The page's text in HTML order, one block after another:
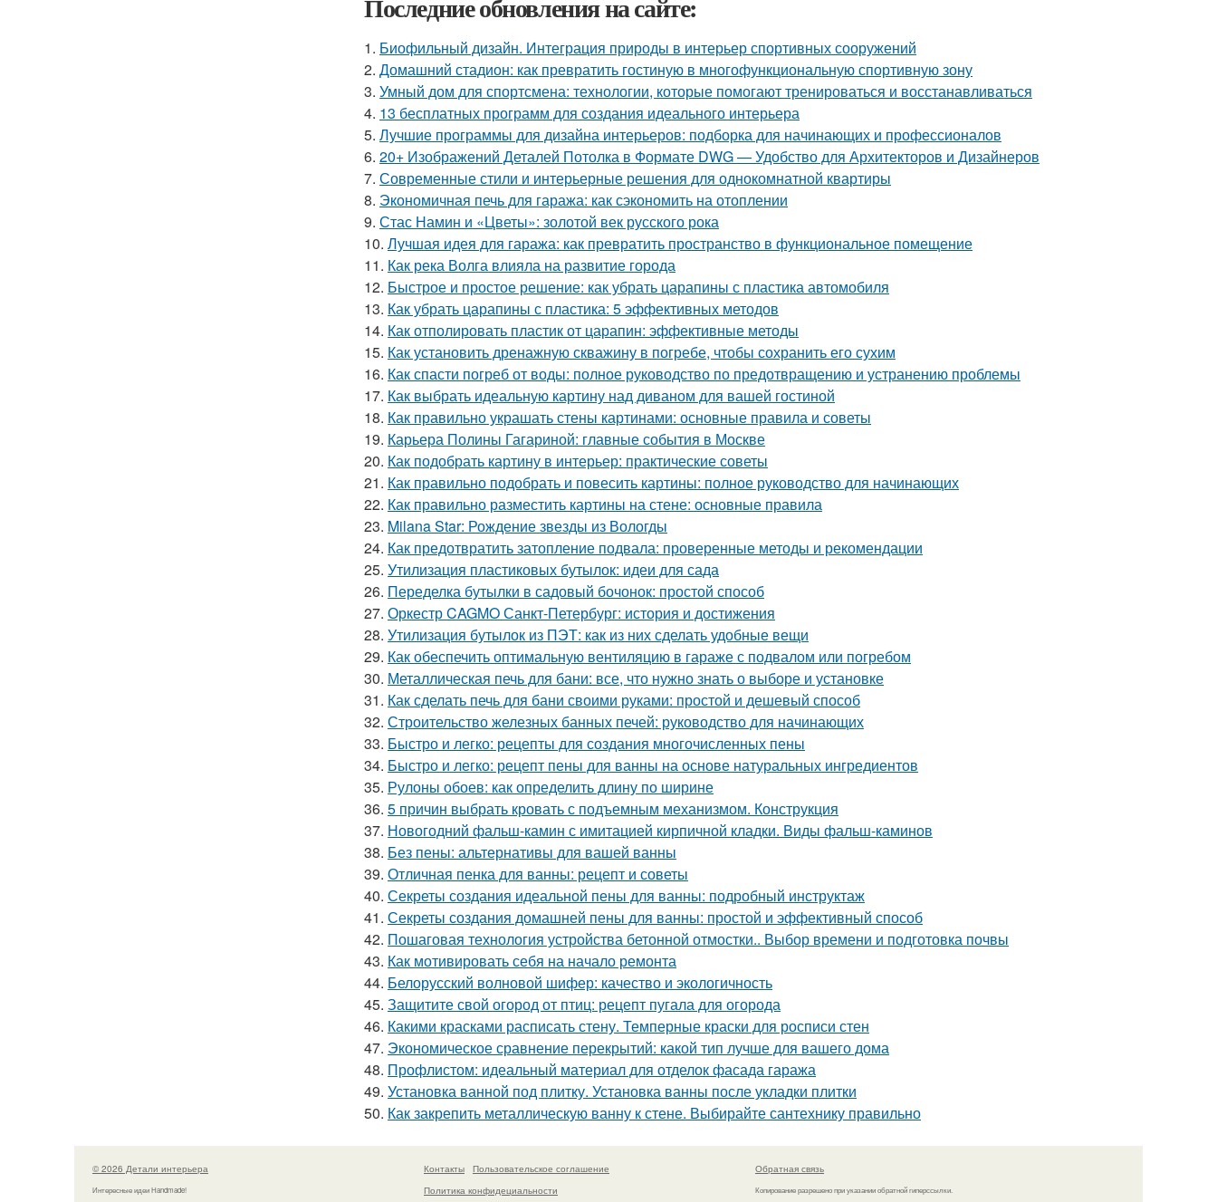
Последние обновления на сайте:
1. Биофильный дизайн. Интеграция природы в интерьер спортивных сооружений
2. Домашний стадион: как превратить гостиную в многофункциональную спортивную зону
3. Умный дом для спортсмена: технологии, которые помогают тренироваться и восстанавливаться
4. 13 бесплатных программ для создания идеального интерьера
5. Лучшие программы для дизайна интерьеров: подборка для начинающих и профессионалов
6. 20+ Изображений Деталей Потолка в Формате DWG — Удобство для Архитекторов и Дизайнеров
7. Современные стили и интерьерные решения для однокомнатной квартиры
8. Экономичная печь для гаража: как сэкономить на отоплении
9. Стас Намин и «Цветы»: золотой век русского рока
10. Лучшая идея для гаража: как превратить пространство в функциональное помещение
11. Как река Волга влияла на развитие города
12. Быстрое и простое решение: как убрать царапины с пластика автомобиля
13. Как убрать царапины с пластика: 5 эффективных методов
14. Как отполировать пластик от царапин: эффективные методы
15. Как установить дренажную скважину в погребе, чтобы сохранить его сухим
16. Как спасти погреб от воды: полное руководство по предотвращению и устранению проблемы
17. Как выбрать идеальную картину над диваном для вашей гостиной
18. Как правильно украшать стены картинами: основные правила и советы
19. Карьера Полины Гагариной: главные события в Москве
20. Как подобрать картину в интерьер: практические советы
21. Как правильно подобрать и повесить картины: полное руководство для начинающих
22. Как правильно разместить картины на стене: основные правила
23. Milana Star: Рождение звезды из Вологды
24. Как предотвратить затопление подвала: проверенные методы и рекомендации
25. Утилизация пластиковых бутылок: идеи для сада
26. Переделка бутылки в садовый бочонок: простой способ
27. Оркестр CAGMO Санкт-Петербург: история и достижения
28. Утилизация бутылок из ПЭТ: как из них сделать удобные вещи
29. Как обеспечить оптимальную вентиляцию в гараже с подвалом или погребом
30. Металлическая печь для бани: все, что нужно знать о выборе и установке
31. Как сделать печь для бани своими руками: простой и дешевый способ
32. Строительство железных банных печей: руководство для начинающих
33. Быстро и легко: рецепты для создания многочисленных пены
34. Быстро и легко: рецепт пены для ванны на основе натуральных ингредиентов
35. Рулоны обоев: как определить длину по ширине
36. 5 причин выбрать кровать с подъемным механизмом. Конструкция
37. Новогодний фальш-камин с имитацией кирпичной кладки. Виды фальш-каминов
38. Без пены: альтернативы для вашей ванны
39. Отличная пенка для ванны: рецепт и советы
40. Секреты создания идеальной пены для ванны: подробный инструктаж
41. Секреты создания домашней пены для ванны: простой и эффективный способ
42. Пошаговая технология устройства бетонной отмостки.. Выбор времени и подготовка почвы
43. Как мотивировать себя на начало ремонта
44. Белорусский волновой шифер: качество и экологичность
45. Защитите свой огород от птиц: рецепт пугала для огорода
46. Какими красками расписать стену. Темперные краски для росписи стен
47. Экономическое сравнение перекрытий: какой тип лучше для вашего дома
48. Профлистом: идеальный материал для отделок фасада гаража
49. Установка ванной под плитку. Установка ванны после укладки плитки
50. Как закрепить металлическую ванну к стене. Выбирайте сантехнику правильно
© 2026 Детали интерьера
Интересные идеи Handmade!
Контакты
Пользовательское соглашение
Политика конфидециальности
Обратная связь
Копирование разрешено при указании обратной гиперссылки.